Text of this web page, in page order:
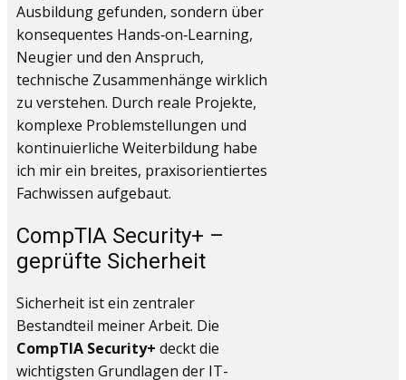
Ausbildung gefunden, sondern über
konsequentes Hands‑on‑Learning,
Neugier und den Anspruch,
technische Zusammenhänge wirklich
zu verstehen. Durch reale Projekte,
komplexe Problemstellungen und
kontinuierliche Weiterbildung habe
ich mir ein breites, praxisorientiertes
Fachwissen aufgebaut.
CompTIA Security+ –
geprüfte Sicherheit
Sicherheit ist ein zentraler
Bestandteil meiner Arbeit. Die
CompTIA Security+ deckt die
wichtigsten Grundlagen der IT-